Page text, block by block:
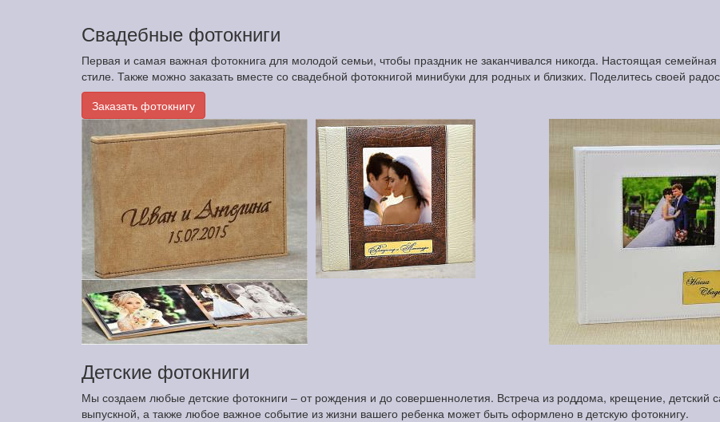
Свадебные фотокниги
Первая и самая важная фотокнига для молодой семьи, чтобы праздник не заканчивался никогда. Настоящая
стиле. Также можно заказать вместе со свадебной фотокнигой минибуки для родных и близких. Поделитесь своей
Заказать фотокнигу
Детские фотокниги
Мы создаем любые детские фотокниги – от рождения и до совершеннолетия. Встреча из роддома, крещение, детский
выпускной, а также любое важное событие из жизни вашего ребенка может быть оформлено в детскую фотокнигу.